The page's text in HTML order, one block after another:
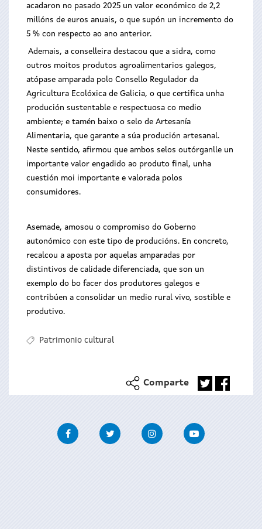
acadaron no pasado 2025 un valor económico de 2,2
millóns de euros anuais, o que supón un incremento do
5 % con respecto ao ano anterior.
Ademais, a conselleira destacou que a sidra, como
outros moitos produtos agroalimentarios galegos,
atópase amparada polo Consello Regulador da
Agricultura Ecolóxica de Galicia, o que certifica unha
produción sustentable e respectuosa co medio
ambiente; e tamén baixo o selo de Artesanía
Alimentaria, que garante a súa produción artesanal.
Neste sentido, afirmou que ambos selos outórganlle un
importante valor engadido ao produto final, unha
cuestión moi importante e valorada polos
consumidores.
Asemade, amosou o compromiso do Goberno
autonómico con este tipo de producións. En concreto,
recalcou a aposta por aquelas amparadas por
distintivos de calidade diferenciada, que son un
exemplo do bo facer dos produtores galegos e
contribúen a consolidar un medio rural vivo, sostible e
produtivo.
Patrimonio cultural
Comparte
FacebookTwitter InstagramYoutube